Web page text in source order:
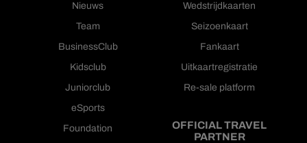
Nieuws
Team
BusinessClub
Kidsclub
Juniorclub
eSports
Foundation
Wedstrijdkaarten
Seizoenkaart
Fankaart
Uitkaartregistratie
Re-sale platform
OFFICIAL TRAVEL
PARTNER